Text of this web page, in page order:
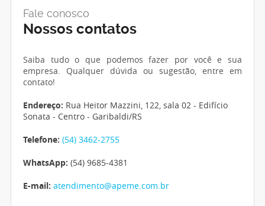
Fale conosco
Nossos contatos
Saiba tudo o que podemos fazer por você e sua
empresa. Qualquer dúvida ou sugestão, entre em
contato!
Endereço: Rua Heitor Mazzini, 122, sala 02 - Edifício
Sonata - Centro - Garibaldi/RS
Telefone: (54) 3462-2755
WhatsApp: (54) 9685-4381
E-mail: atendimento@apeme.com.br